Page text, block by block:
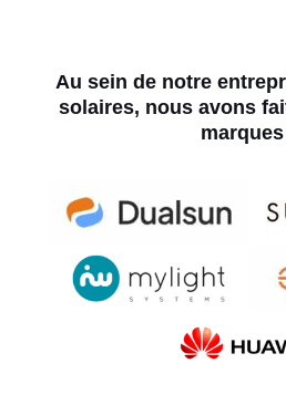
Au sein de notre
solaires, nous avons